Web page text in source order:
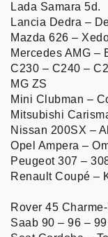
Lada Samara 5d.
Lancia Dedra –
Mazda 626 –
Mercedes AMG –
C230 – C240 –
MG ZS
Mini Clubman –
Mitsubishi
Nissan 200SX –
Opel Ampera –
Peugeot 307 –
Renault Coupé –
Rover 45
Saab 90 – 96 –